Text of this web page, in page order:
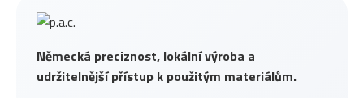
Německá preciznost, lokální výroba a
udržitelnější přístup k použitým materiálům.